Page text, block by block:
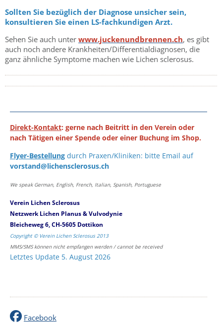
Sollten Sie bezüglich der Diagnose unsicher sein,
konsultieren Sie einen LS-fachkundigen Arzt.
Sehen Sie auch unter www.juckenundbrennen.ch, es gibt
auch noch andere Krankheiten/Differentialdiagnosen, die
ganz ähnliche Symptome machen wie Lichen sclerosus.
Direkt-Kontakt: gerne nach Beitritt in den Verein oder
nach Tätigen einer Spende oder einer Buchung im Shop.
Flyer-Bestellung durch Praxen/Kliniken: bitte Email auf
vorstand@lichensclerosus.ch
We speak German, English, French, Italian, Spanish, Portuguese
Verein Lichen Sclerosus
Netzwerk Lichen Planus & Vulvodynie
Bleicheweg 6, CH-5605 Dottikon
Copyright © Verein Lichen Sclerosus 2013
MMS/SMS können nicht empfangen werden / cannot be received
Letztes Update 5. August 2026
Facebook